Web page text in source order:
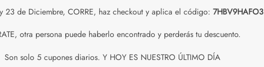
23 de Diciembre, CORRE, haz checkout y aplica el código: 7HBV9HAFO3
otra persona puede haberlo encontrado y perderás tu descuento.
Son solo 5 cupones diarios. Y HOY ES NUESTRO ÚLTIMO DÍA